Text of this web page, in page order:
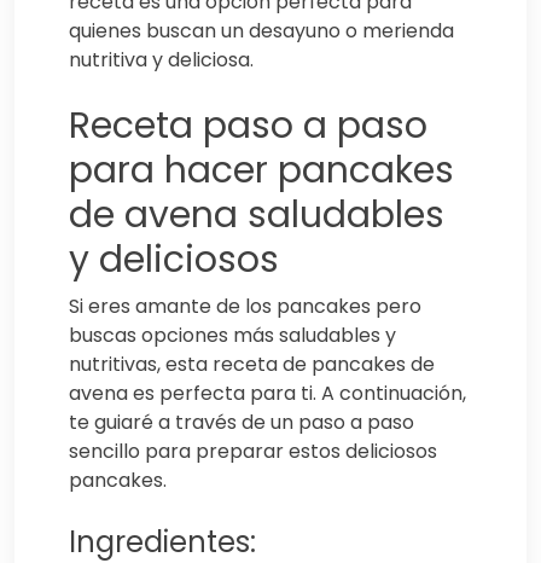
quienes buscan un desayuno o merienda
nutritiva y deliciosa.
Receta paso a paso
para hacer pancakes
de avena saludables
y deliciosos
Si eres amante de los pancakes pero
buscas opciones más saludables y
nutritivas, esta receta de pancakes de
avena es perfecta para ti. A continuación,
te guiaré a través de un paso a paso
sencillo para preparar estos deliciosos
pancakes.
Ingredientes: